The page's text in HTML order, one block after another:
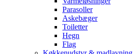
Parasoller
Askebæger
Toiletter
Hegn
Flag